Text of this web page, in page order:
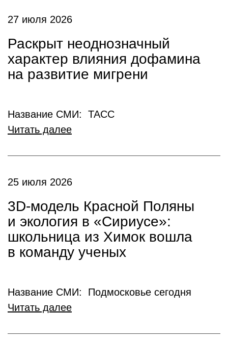
27 июля 2026
Раскрыт неоднозначный
характер влияния дофамина
на развитие мигрени
Название СМИ: ТАСС
Читать далее
25 июля 2026
3D-модель Красной Поляны
и экология в «Сириусе»:
школьница из Химок вошла
в команду ученых
Название СМИ: Подмосковье сегодня
Читать далее